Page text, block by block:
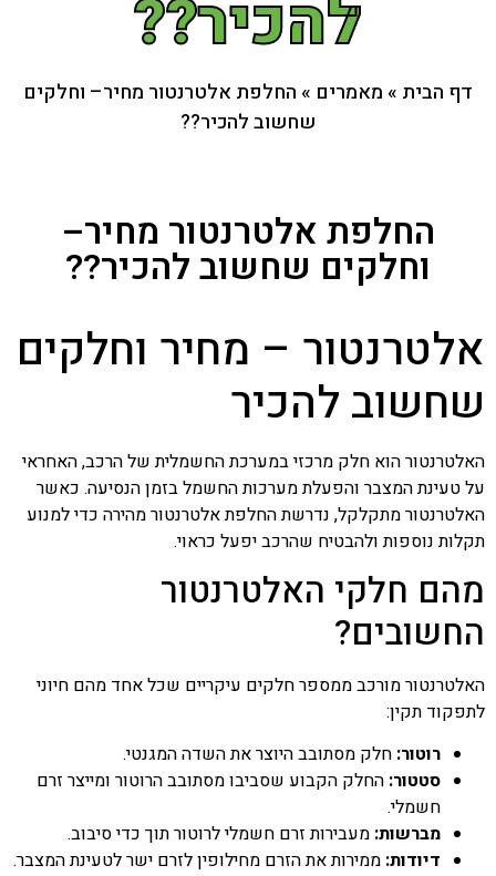
להכיר??
דף הבית » מאמרים » החלפת אלטרנטור מחיר– וחלקים
שחשוב להכיר??
החלפת אלטרנטור מחיר–
וחלקים שחשוב להכיר??
אלטרנטור – מחיר וחלקים
שחשוב להכיר
האלטרנטור הוא חלק מרכזי במערכת החשמלית של הרכב, האחראי
על טעינת המצבר והפעלת מערכות החשמל בזמן הנסיעה. כאשר
האלטרנטור מתקלקל, נדרשת החלפת אלטרנטור מהירה כדי למנוע
תקלות נוספות ולהבטיח שהרכב יפעל כראוי.
מהם חלקי האלטרנטור
החשובים?
האלטרנטור מורכב ממספר חלקים עיקריים שכל אחד מהם חיוני
לתפקוד תקין:
רוטור: חלק מסתובב היוצר את השדה המגנטי.
סטטור: החלק הקבוע שסביבו מסתובב הרוטור ומייצר זרם
חשמלי.
מברשות: מעבירות זרם חשמלי לרוטור תוך כדי סיבוב.
דיודות: ממירות את הזרם מחילופין לזרם ישר לטעינת המצבר.